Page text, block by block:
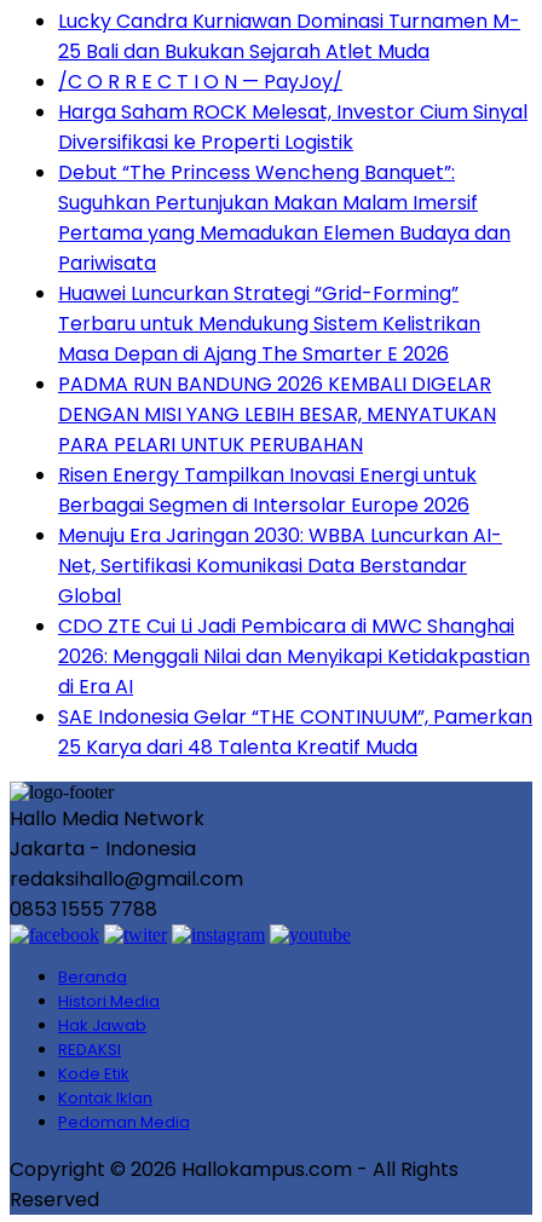
Lucky Candra Kurniawan Dominasi Turnamen M-
25 Bali dan Bukukan Sejarah Atlet Muda
/C O R R E C T I O N — PayJoy/
Harga Saham ROCK Melesat, Investor Cium Sinyal
Diversifikasi ke Properti Logistik
Debut “The Princess Wencheng Banquet”:
Suguhkan Pertunjukan Makan Malam Imersif
Pertama yang Memadukan Elemen Budaya dan
Pariwisata
Huawei Luncurkan Strategi “Grid-Forming”
Terbaru untuk Mendukung Sistem Kelistrikan
Masa Depan di Ajang The Smarter E 2026
PADMA RUN BANDUNG 2026 KEMBALI DIGELAR
DENGAN MISI YANG LEBIH BESAR, MENYATUKAN
PARA PELARI UNTUK PERUBAHAN
Risen Energy Tampilkan Inovasi Energi untuk
Berbagai Segmen di Intersolar Europe 2026
Menuju Era Jaringan 2030: WBBA Luncurkan AI-
Net, Sertifikasi Komunikasi Data Berstandar
Global
CDO ZTE Cui Li Jadi Pembicara di MWC Shanghai
2026: Menggali Nilai dan Menyikapi Ketidakpastian
di Era AI
SAE Indonesia Gelar “THE CONTINUUM”, Pamerkan
25 Karya dari 48 Talenta Kreatif Muda
Hallo Media Network
Jakarta - Indonesia
redaksihallo@gmail.com
0853 1555 7788
Beranda
Histori Media
Hak Jawab
REDAKSI
Kode Etik
Kontak Iklan
Pedoman Media
Copyright © 2026 Hallokampus.com - All Rights
Reserved